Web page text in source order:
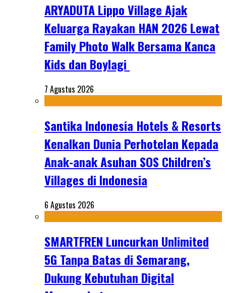
ARYADUTA Lippo Village Ajak
Keluarga Rayakan HAN 2026 Lewat
Family Photo Walk Bersama Kanca
Kids dan Boylagi
7 Agustus 2026
Santika Indonesia Hotels & Resorts
Kenalkan Dunia Perhotelan Kepada
Anak-anak Asuhan SOS Children’s
Villages di Indonesia
6 Agustus 2026
SMARTFREN Luncurkan Unlimited
5G Tanpa Batas di Semarang,
Dukung Kebutuhan Digital